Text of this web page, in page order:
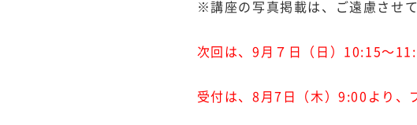
※講座の写真掲載は、ご遠慮させ
次回は、9月７日（日）10:15～
受付は、8月7日（木）9:00より、